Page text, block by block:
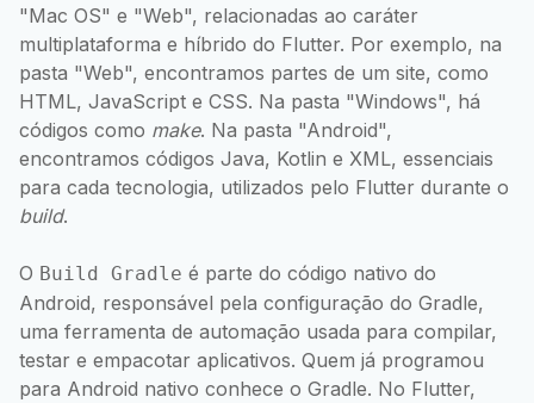
"Mac OS" e "Web", relacionadas ao caráter
multiplataforma e híbrido do Flutter. Por exemplo, na
pasta "Web", encontramos partes de um site, como
HTML, JavaScript e CSS. Na pasta "Windows", há
códigos como make. Na pasta "Android",
encontramos códigos Java, Kotlin e XML, essenciais
para cada tecnologia, utilizados pelo Flutter durante o
build.
O Build Gradle é parte do código nativo do
Android, responsável pela configuração do Gradle,
uma ferramenta de automação usada para compilar,
testar e empacotar aplicativos. Quem já programou
para Android nativo conhece o Gradle. No Flutter,